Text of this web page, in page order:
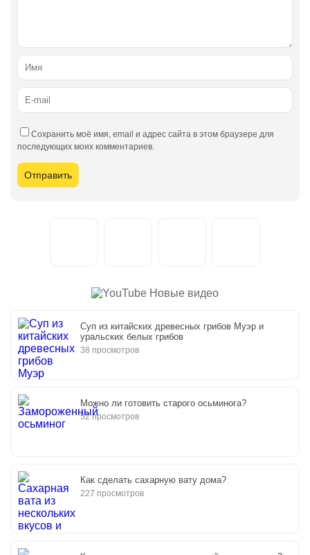
Сохранить моё имя, email и адрес сайта в этом браузере для
последующих моих комментариев.
Новые видео
Суп из китайских древесных грибов Муэр и
уральских белых грибов
38 просмотров
Можно ли готовить старого осьминога?
52 просмотров
Как сделать сахарную вату дома?
227 просмотров